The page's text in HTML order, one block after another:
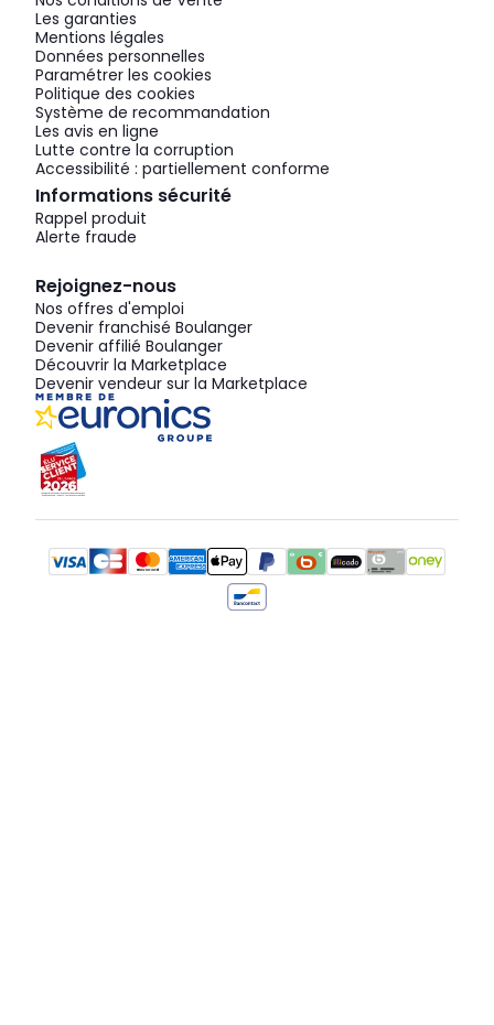
Les garanties
Mentions légales
Données personnelles
Paramétrer les cookies
Politique des cookies
Système de recommandation
Les avis en ligne
Lutte contre la corruption
Accessibilité : partiellement conforme
Informations sécurité
Rappel produit
Alerte fraude
Rejoignez-nous
Nos offres d'emploi
Devenir franchisé Boulanger
Devenir affilié Boulanger
Découvrir la Marketplace
Devenir vendeur sur la Marketplace